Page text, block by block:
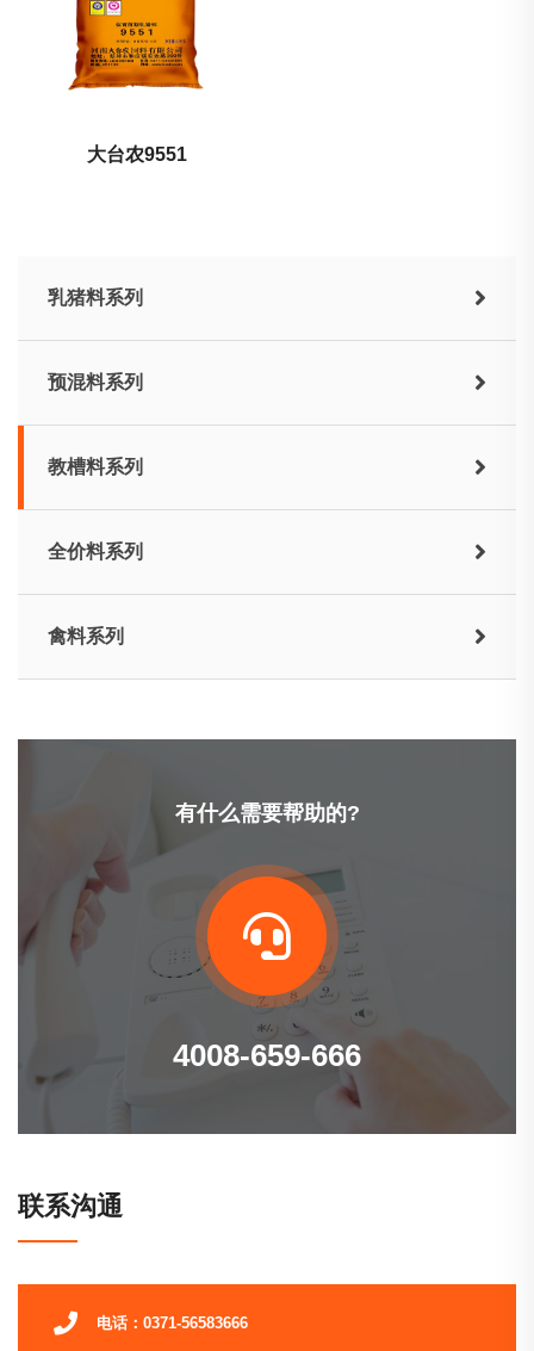
乳猪料系列
预混料系列
教槽料系列
全价料系列
禽料系列
有什么需要帮助的?
4008-659-666
联系沟通
电话：0371-56583666
大台农9551